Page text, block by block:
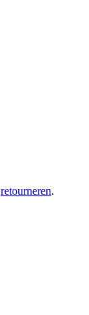
retourneren.